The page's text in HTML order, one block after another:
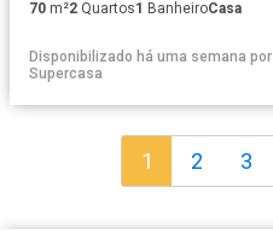
70 m²2 Quartos1 BanheiroCasa
Disponibilizado há uma semana por
Supercasa
1 2 3